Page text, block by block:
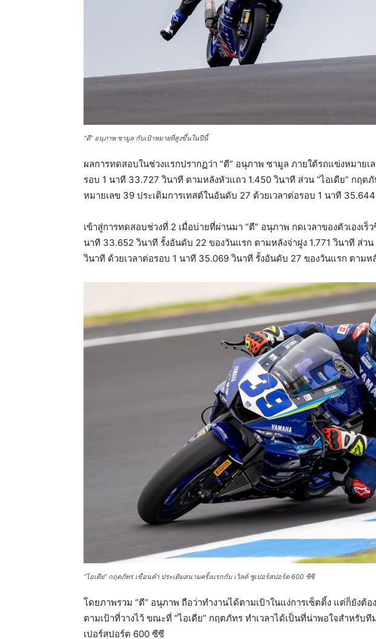
“ตี” อนุภาพ ซามูล กับเป้าหมายที่สูงขึ้นในปีนี้
ผลการทดสอบในช่วงแรกปรากฏว่า “ตี” อนุภาพ ซามูล ภายใต้รถแข่งหมายเ
รอบ 1 นาที 33.727 วินาที ตามหลังหัวแถว 1.450 วินาที ส่วน “ไอเดีย” กฤต
หมายเลข 39 ประเดิมการเทสต์ในอันดับ 27 ด้วยเวลาต่อรอบ 1 นาที
เข้าสู่การทดสอบช่วงที่ 2 เมื่อบ่ายที่ผ่านมา “ตี” อนุภาพ กดเวลาของตัวเองเร็
นาที 33.652 วินาที รั้งอันดับ 22 ของวันแรก ตามหลังจ่าฝูง 1.771 วินาที ส่วน
วินาที ด้วยเวลาต่อรอบ 1 นาที 35.069 วินาที รั้งอันดับ 27 ของวันแรก ตามห
“ไอเดีย” กฤตภัทร เขื่อนคำ ประเดิมสนามครั้งแรกกับ เวิลด์ ซูเปอร์สปอร์ต 600 ซีซี
โดยภาพรวม “ตี” อนุภาพ ถือว่าทำงานได้ตามเป้าในแง่การเซ็ตติ้ง แต่ก็ยังต้
ตามเป้าที่วางไว้ ขณะที่ “ไอเดีย” กฤตภัทร ทำเวลาได้เป็นที่น่าพอใจสำหรับ
เปอร์สปอร์ต 600 ซีซี